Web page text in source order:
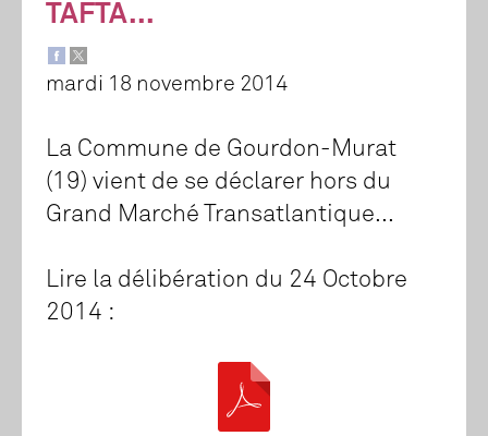
TAFTA...
mardi 18 novembre 2014
La Commune de Gourdon-Murat
(19) vient de se déclarer hors du
Grand Marché Transatlantique...
Lire la délibération du 24 Octobre
2014 :